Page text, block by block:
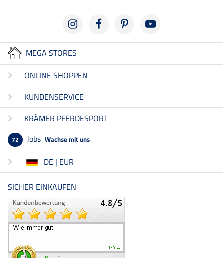
MEGA STORES
ONLINE SHOPPEN
KUNDENSERVICE
KRÄMER PFERDESPORT
72 Jobs Wachse mit uns
DE | EUR
SICHER EINKAUFEN